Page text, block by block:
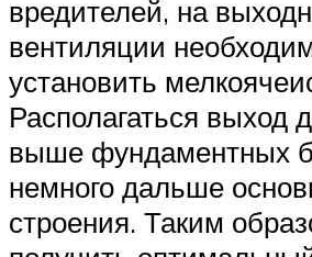
вредителей, на
вентиляции
установить
Располагаться выход
выше фундаментных
немного дальше
строения. Таким